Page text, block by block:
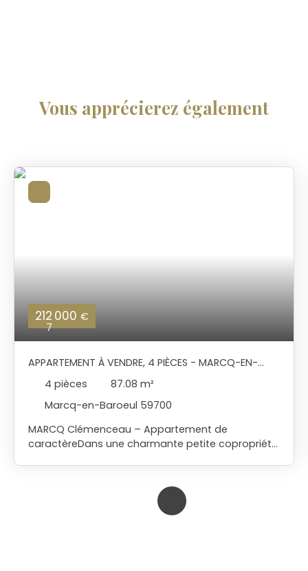
Vous apprécierez également
212 000 €
7
APPARTEMENT À VENDRE, 4 PIÈCES - MARCQ-EN-
BAROEUL 59700
4 pièces 87.08 m²
Marcq-en-Baroeul 59700
MARCQ Clémenceau – Appartement de
caractèreDans une charmante petite copropriété
serez immédiatement séduit par ses éléments
anciens préservés : parquet d’origine, moulures
élégantes et cheminée, offrant une base idéale